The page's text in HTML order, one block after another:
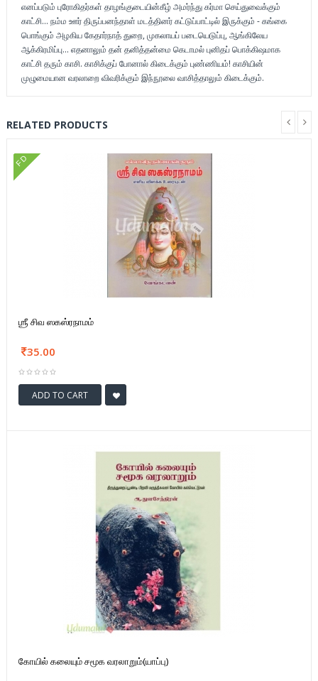
எனப்படும் புரோகிதர்கள் தாழங்குடையின்கீழ் அமர்ந்து கர்மா செய்துவைக்கும்
காட்சி... நம்ம ஊர் திருப்பனந்தாள் மடத்தினர் கட்டுப்பாட்டில் இருக்கும் - கங்கை
பொங்கும் அழகிய கேதார்நாத் துறை, முகலாயப் படையெடுப்பு, ஆங்கிலேய
ஆக்கிரமிப்பு... எதனாலும் தன் தனித்தன்மை கெடாமல் புனிதப் பொக்கிஷமாக
காட்சி தரும் காசி. காசிக்குப் போனால் கிடைக்கும் புண்ணியம்! காசியின்
முழுமையான வரலாறை விவரிக்கும் இந்நூலை வாசித்தாலும் கிடைக்கும்.
RELATED PRODUCTS
FD
ஶ்ரீ சிவ ஸகஸ்ரநாமம்
35.00
ADD TO CART
கோயில் கலையும் சமூக வரலாறும்(யாப்பு)